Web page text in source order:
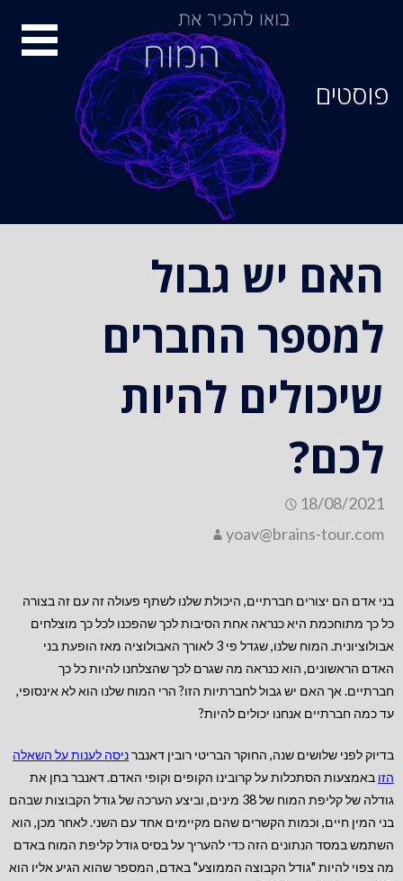
פוסטים
האם יש גבול
למספר החברים
שיכולים להיות
לכם?
18/08/2021
yoav@brains-tour.com
בני אדם הם יצורים חברתיים, היכולת שלנו לשתף פעולה זה עם זה בצורה
כל כך מתוחכמת היא כנראה אחת הסיבות לכך שהפכנו לכל כך מוצלחים
אבולוציונית. המוח שלנו, שגדל פי 3 לאורך האבולוציה מאז הופעת בני
האדם הראשונים, הוא כנראה מה שגרם לכך שהצלחנו להיות כל כך
חברתיים. אך האם יש גבול לחברתיות הזו? הרי המוח שלנו הוא לא אינסופי,
עד כמה חברתיים אנחנו יכולים להיות?
בדיוק לפני שלושים שנה, החוקר הבריטי רובין דאנברניסה לענות על השאלה
הזו באמצעות הסתכלות על קרובינו הקופים וקופי האדם. דאנבר בחן את
גודלה של קליפת המוח של 38 מינים, וביצע הערכה של גודל הקבוצות שבהם
בני המין חיים, וכמות הקשרים שהם מקיימים אחד עם השני. לאחר מכן, הוא
השתמש במסד הנתונים הזה כדי להעריך על בסיס גודל קליפת המוח באדם
מה צפוי להיות "גודל הקבוצה הממוצע" באדם, המספר שהוא הגיע אליו הוא